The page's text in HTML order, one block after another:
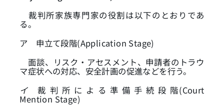
裁判所家族専門家の役割は以下のとおりであ
る。
ア
申立て段階(Application Stage)
面談、リスク・アセスメント、申請者のトラウ
マ症状への対応、安全計画の促進などを行う。
イ裁 判 所 に よ る 準 備 手 続 段 階(Court
Mention Stage)